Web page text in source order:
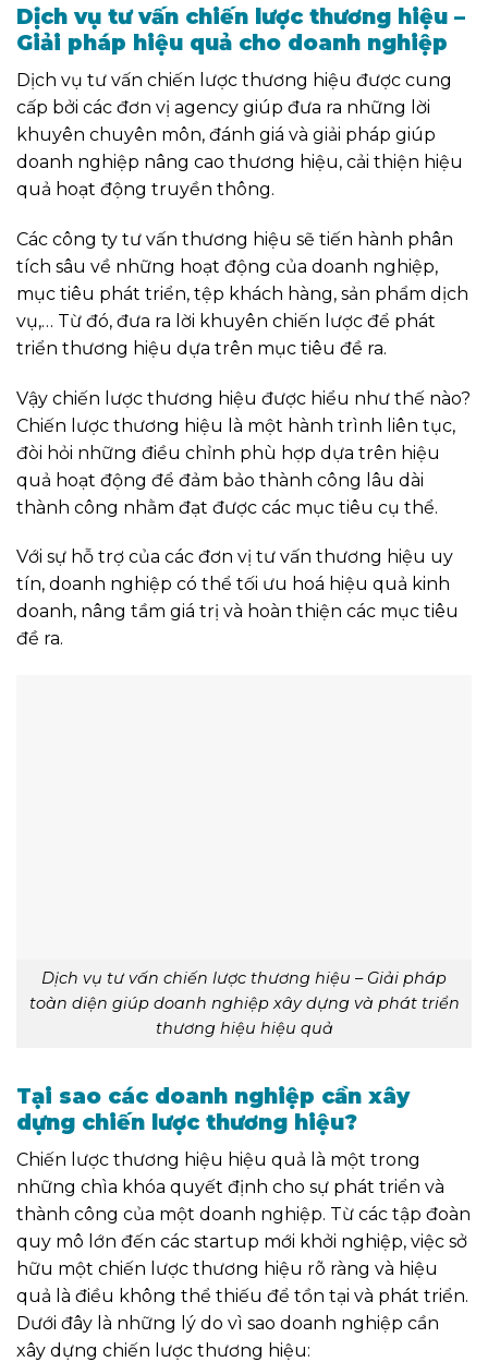
Dịch vụ tư vấn chiến lược thương hiệu –
Giải pháp hiệu quả cho doanh nghiệp
Dịch vụ tư vấn chiến lược thương hiệu được cung
cấp bởi các đơn vị agency giúp đưa ra những lời
khuyên chuyên môn, đánh giá và giải pháp giúp
doanh nghiệp nâng cao thương hiệu, cải thiện hiệu
quả hoạt động truyền thông.
Các công ty tư vấn thương hiệu sẽ tiến hành phân
tích sâu về những hoạt động của doanh nghiệp,
mục tiêu phát triển, tệp khách hàng, sản phẩm dịch
vụ,… Từ đó, đưa ra lời khuyên chiến lược để phát
triển thương hiệu dựa trên mục tiêu đề ra.
Vậy chiến lược thương hiệu được hiểu như thế nào?
Chiến lược thương hiệu là một hành trình liên tục,
đòi hỏi những điều chỉnh phù hợp dựa trên hiệu
quả hoạt động để đảm bảo thành công lâu dài
thành công nhằm đạt được các mục tiêu cụ thể.
Với sự hỗ trợ của các đơn vị tư vấn thương hiệu uy
tín, doanh nghiệp có thể tối ưu hoá hiệu quả kinh
doanh, nâng tầm giá trị và hoàn thiện các mục tiêu
đề ra.
Dịch vụ tư vấn chiến lược thương hiệu – Giải pháp
toàn diện giúp doanh nghiệp xây dựng và phát triển
thương hiệu hiệu quả
Tại sao các doanh nghiệp cần xây
dựng chiến lược thương hiệu?
Chiến lược thương hiệu hiệu quả là một trong
những chìa khóa quyết định cho sự phát triển và
thành công của một doanh nghiệp. Từ các tập đoàn
quy mô lớn đến các startup mới khởi nghiệp, việc sở
hữu một chiến lược thương hiệu rõ ràng và hiệu
quả là điều không thể thiếu để tồn tại và phát triển.
Dưới đây là những lý do vì sao doanh nghiệp cần
xây dựng chiến lược thương hiệu: